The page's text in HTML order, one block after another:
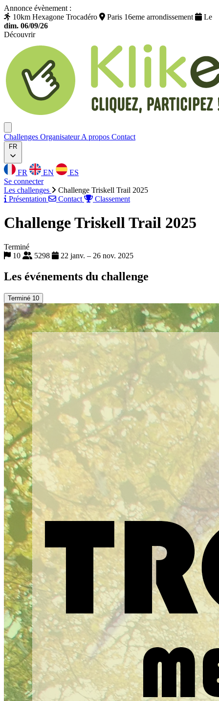
Annonce évènement :
10km Hexagone Trocadéro
Paris 16eme arrondissement
Le
dim. 06/09/26
Découvrir
Challenges OrganisateurA propos Contact
FR
FR EN
ES
Se connecter
Les challenges
Challenge Triskell Trail 2025
Présentation
Contact Classement
Challenge Triskell Trail 2025
Terminé
10
5298 22 janv. – 26 nov. 2025
Les événements du challenge
Terminé 10